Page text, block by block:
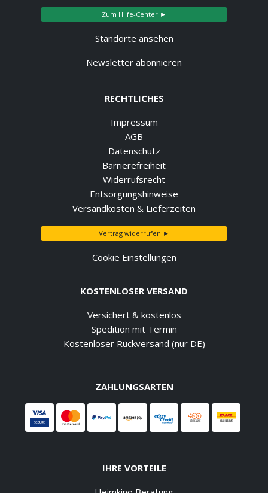
Zum Hilfe-Center ►
Standorte ansehen
Newsletter abonnieren
RECHTLICHES
Impressum
AGB
Datenschutz
Barrierefreiheit
Widerrufsrecht
Entsorgungshinweise
Versandkosten & Lieferzeiten
Vertrag widerrufen ►
Cookie Einstellungen
KOSTENLOSER VERSAND
Versichert & kostenlos
Spedition mit Termin
Kostenloser Rückversand (nur DE)
ZAHLUNGSARTEN
IHRE VORTEILE